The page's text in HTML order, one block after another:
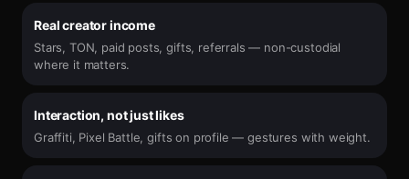
Real creator income
Stars, TON, paid posts, gifts, referrals — non-custodial
where it matters.
Interaction, not just likes
Graffiti, Pixel Battle, gifts on profile — gestures with weight.